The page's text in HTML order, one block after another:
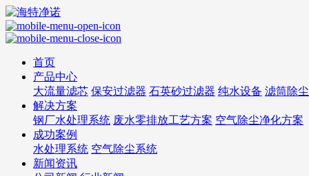
首页
产品中心
大流量滤芯 保安过滤器 石英砂过滤器 纯水设备 滤筒除
解决方案
钢厂水处理系统 废水零排放工艺方案 空气除尘净化方案
成功案例
水处理系统 空气除尘系统
新闻资讯